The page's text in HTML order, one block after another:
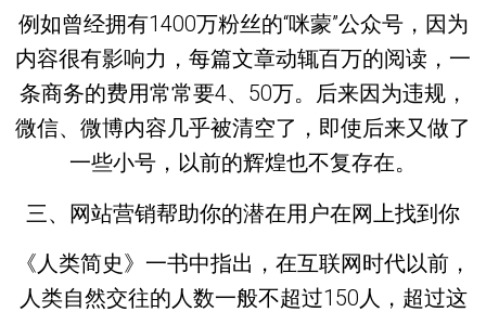
例如曾经拥有1400万粉丝的“咪蒙”公众号，因为
内容很有影响力，每篇文章动辄百万的阅读，一
条商务的费用常常要4、50万。后来因为违规，
微信、微博内容几乎被清空了，即使后来又做了
一些小号，以前的辉煌也不复存在。
三、网站营销帮助你的潜在用户在网上找到你
《人类简史》一书中指出，在互联网时代以前，
人类自然交往的人数一般不超过150人，超过这